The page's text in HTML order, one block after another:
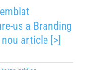
us a Branding
article [>]